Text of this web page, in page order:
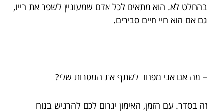
בהחלט לא. הוא מתאים לכל אדם שמעוניין לשפר את חייו,
גם אם הוא חיי חיים סבירים.
– מה אם אני מפחד לשתף את המטרות שלי?
זה בסדר. עם הזמן, האימון יגרום לכם להרגיש בנוח